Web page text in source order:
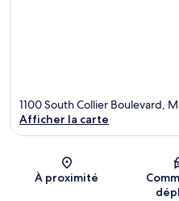
1100 South Collier Boulevard,
Afficher la carte
À proximité